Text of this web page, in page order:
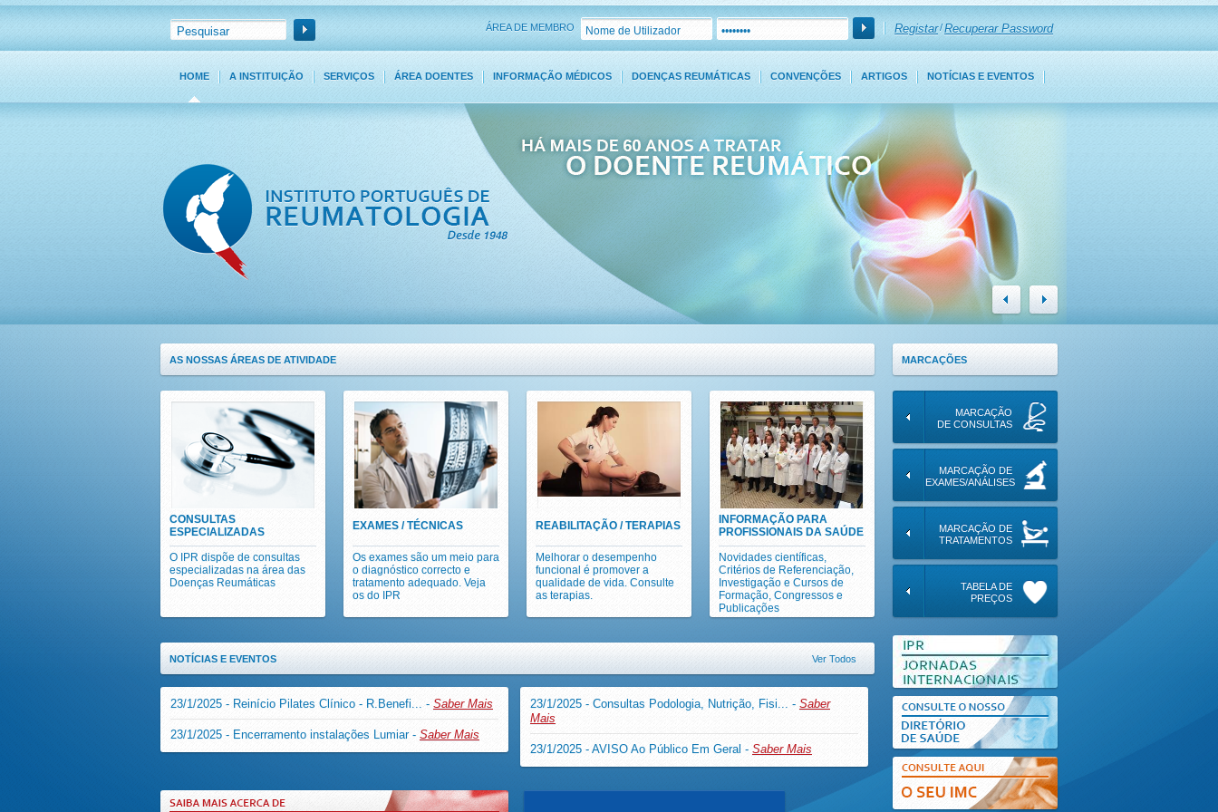
ÁREA DE MEMBRO Registar/Recuperar Password
HOME A INSTITUIÇÃO SERVIÇOS ÁREA DOENTES INFORMAÇÃO MÉDICOS DOENÇAS REUMÁTICAS CONVENÇÕES ARTIGOS NOTÍCIAS E EVENTOS
AS NOSSAS ÁREAS DE ATIVIDADE
CONSULTAS
ESPECIALIZADAS
O IPR dispõe de consultas
especializadas na área das
Doenças Reumáticas
EXAMES / TÉCNICAS
Os exames são um meio para
o diagnóstico correcto e
tratamento adequado. Veja
os do IPR
REABILITAÇÃO / TERAPIAS
Melhorar o desempenho
funcional é promover a
qualidade de vida. Consulte
as terapias.
INFORMAÇÃO PARA
PROFISSIONAIS DA SAÚDE
Novidades científicas,
Critérios de Referenciação,
Investigação e Cursos de
Formação, Congressos e
Publicações
NOTÍCIAS E EVENTOS Ver Todos
23/1/2025 - Reinício Pilates Clínico - R.Benefi... - Saber Mais
23/1/2025 - Encerramento instalações Lumiar - Saber Mais
23/1/2025 - Consultas Podologia, Nutrição, Fisi... - Saber
Mais
23/1/2025 - AVISO Ao Público Em Geral - Saber Mais
MARCAÇÕES
MARCAÇÃO
DE CONSULTAS
MARCAÇÃO DE
EXAMES/ANÁLISES
MARCAÇÃO DE
TRATAMENTOS
TABELA DE
PREÇOS